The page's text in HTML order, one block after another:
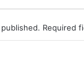
Required